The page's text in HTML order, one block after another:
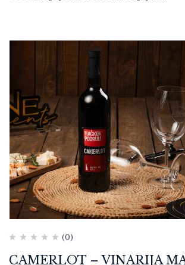
(0)
CAMERLOT – VINARIJA